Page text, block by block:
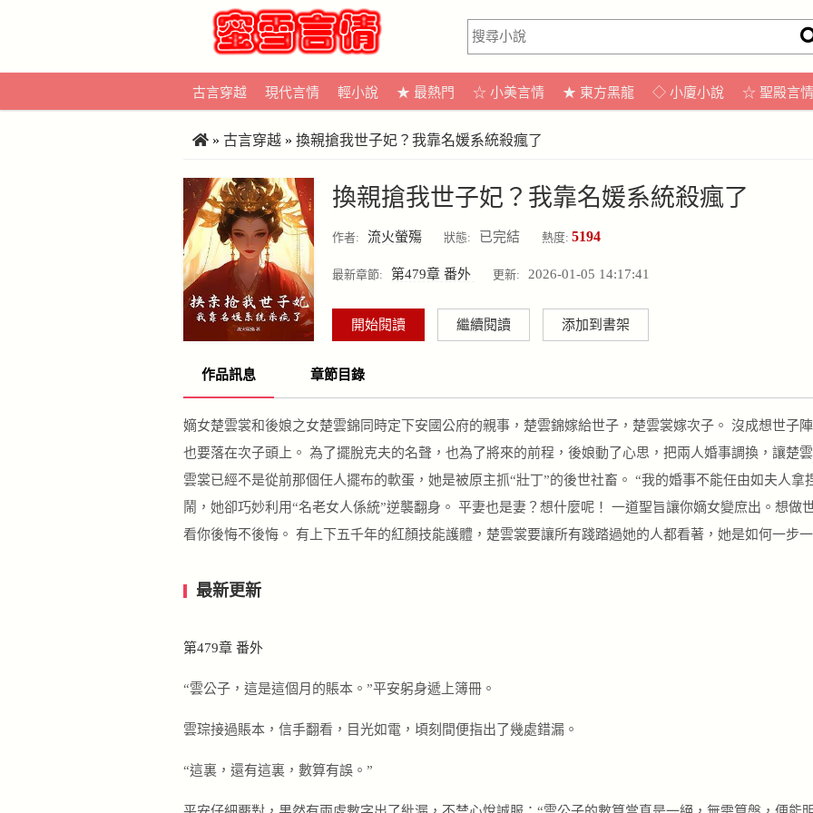
古言穿越 現代言情 輕小說 ★ 最熱門 ☆ 小美言情 ★ 東方黑龍 ◇ 小廈小說 ☆ 聖殿言情
» 古言穿越 » 換親搶我世子妃？我靠名媛系統殺瘋了
換親搶我世子妃？我靠名媛系統殺瘋了
作者: 流火螢殤 狀態: 已完結 熱度: 5194
最新章節: 第479章 番外 更新: 2026-01-05 14:17:41
開始閱讀 繼續閱讀 添加到書架
作品訊息 章節目錄
嫡女楚雲裳和後娘之女楚雲錦同時定下安國公府的親事，楚雲錦嫁給世子，楚雲裳嫁次子。 沒成想世子
也要落在次子頭上。 為了擺脫克夫的名聲，也為了將來的前程，後娘動了心思，把兩人婚事調換，讓楚
雲裳已經不是從前那個任人擺布的軟蛋，她是被原主抓“壯丁”的後世社畜。 “我的婚事不能任由如夫人拿
鬧，她卻巧妙利用“名老女人係統”逆襲翻身。 平妻也是妻？想什麼呢！ 一道聖旨讓你嫡女變庶出。想做
看你後悔不後悔。 有上下五千年的紅顏技能護體，楚雲裳要讓所有踐踏過她的人都看著，她是如何一步一
最新更新
第479章 番外
“雲公子，這是這個月的賬本。”平安躬身遞上簿冊。
雲琮接過賬本，信手翻看，目光如電，頃刻間便指出了幾處錯漏。
“這裏，還有這裏，數算有誤。”